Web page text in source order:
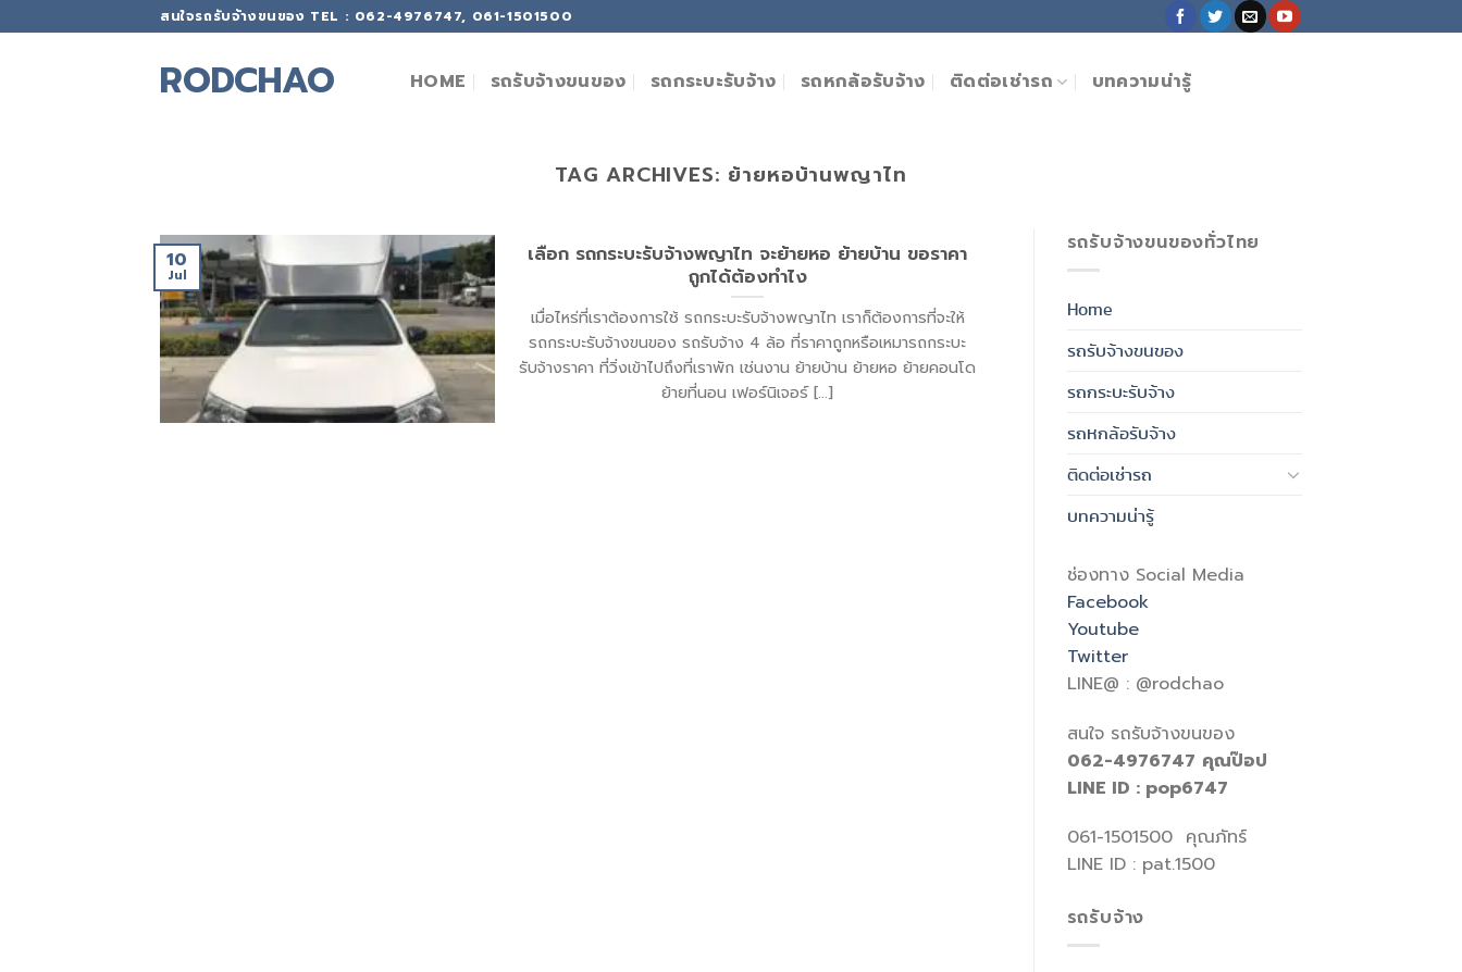
to
สนใจรถรับจ้างขนของ TEL : 062-4976747, 061-1501500
RODCHAO HOME รถรับจ้างขนของ รถกระบะรับจ้าง รถหกล้อรับจ้าง ติดต่อเช่ารถ บทความน่ารู้
TAG ARCHIVES: ย้ายหอบ้านพญาไท
เลือก รถกระบะรับจ้างพญาไท จะย้ายหอ ย้ายบ้าน ขอราคา
ถูกได้ต้องทำไง
เมื่อไหร่ที่เราต้องการใช้ รถกระบะรับจ้างพญาไท เราก็ต้องการที่จะให้
รถกระบะรับจ้างขนของ รถรับจ้าง 4 ล้อ ที่ราคาถูกหรือเหมารถกระบะ
รับจ้างราคา ที่วิ่งเข้าไปถึงที่เราพัก เช่นงาน ย้ายบ้าน ย้ายหอ ย้ายคอนโด
ย้ายที่นอน เฟอร์นิเจอร์ [...]
10
Jul
รถรับจ้างขนของทั่วไทย
Home
รถรับจ้างขนของ
รถกระบะรับจ้าง
รถหกล้อรับจ้าง
ติดต่อเช่ารถ
บทความน่ารู้
ช่องทาง Social Media
Facebook
Youtube
Twitter
LINE@ : @rodchao
สนใจ รถรับจ้างขนของ
062-4976747 คุณป๊อป
LINE ID : pop6747
061-1501500 คุณภัทร์
LINE ID : pat.1500
รถรับจ้าง